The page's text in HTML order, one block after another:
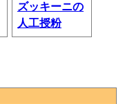
ズッキーニの
人工授粉